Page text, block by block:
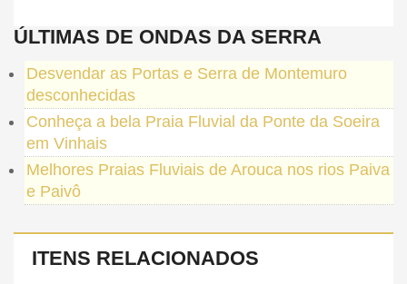
ÚLTIMAS DE ONDAS DA SERRA
Desvendar as Portas e Serra de Montemuro
desconhecidas
Conheça a bela Praia Fluvial da Ponte da Soeira
em Vinhais
Melhores Praias Fluviais de Arouca nos rios Paiva
e Paivô
ITENS RELACIONADOS